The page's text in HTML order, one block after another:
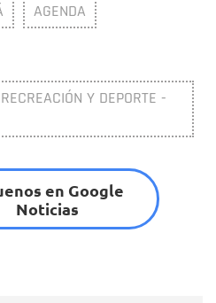
AGENDA
Y DEPORTE -
en Google
Noticias